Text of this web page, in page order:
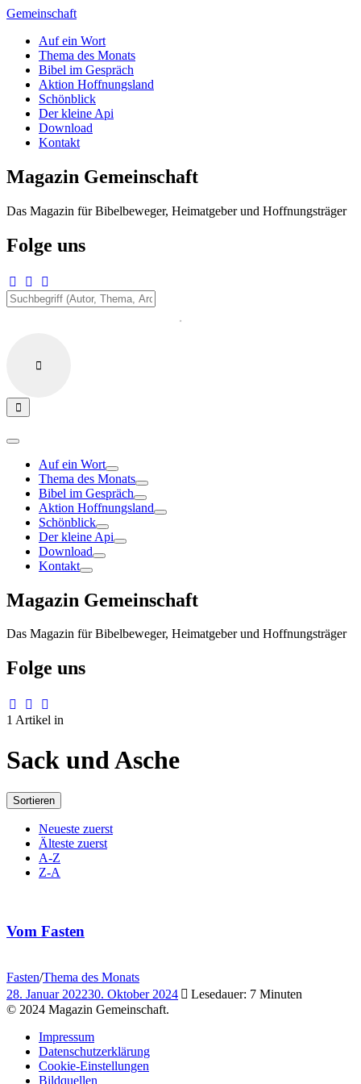
Zum
springen
Gemeinschaft
Auf ein Wort
Thema des Monats
Bibel im Gespräch
Aktion Hoffnungsland
Schönblick
Der kleine Api
Download
Kontakt
Magazin Gemeinschaft
Das Magazin für Bibelbeweger, Heimatgeber und Hoffnungsträger
Folge uns
Auf ein Wort
Thema des Monats
Bibel im Gespräch
Aktion Hoffnungsland
Schönblick
Der kleine Api
Download
Kontakt
Magazin Gemeinschaft
Das Magazin für Bibelbeweger, Heimatgeber und Hoffnungsträger
Folge uns
1 Artikel in
Sack und Asche
Sortieren
Neueste zuerst
Älteste zuerst
A-Z
Z-A
Vom Fasten
Fasten/Thema des Monats
28. Januar 202230. Oktober 2024
Lesedauer: 7 Minuten
© 2024 Magazin Gemeinschaft.
Impressum
Datenschutzerklärung
Cookie-Einstellungen
Bildquellen